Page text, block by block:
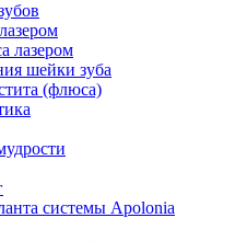
лазером
шейки зуба
(флюса)
системы Apolonia